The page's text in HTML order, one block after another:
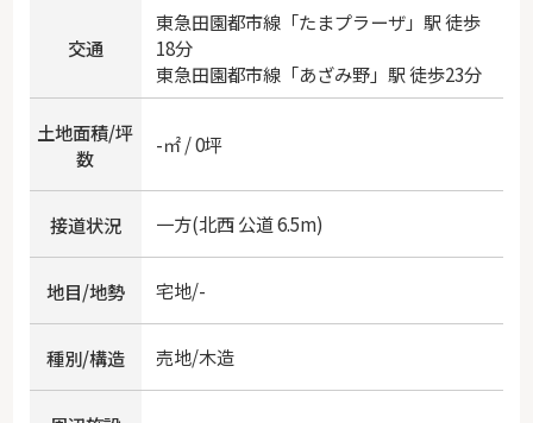
交通
東急田園都市線「たまプラーザ」駅 徒歩
18分
東急田園都市線「あざみ野」駅 徒歩23分
土地面積/坪
数
-㎡ / 0坪
接道状況 一方(北西 公道 6.5m)
地目/地勢 宅地/-
種別/構造 売地/木造